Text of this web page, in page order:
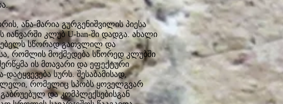
ანა-მარია გურგენიშვილის პიესა
იანვარში კლუბ U-ban-ში დადგა. ახალი
სწორად გათვლილ და
რომლის მოქმედება სწორედ კლუბში
ის მთავარი და ეფექტური
სურს. შესაბამისად,
რომელიც სპობს ყოველგვარ
და კომპლექსებისგან